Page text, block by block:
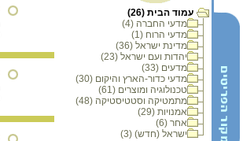
עמוד הבית (26)
מדעי החברה (4)
מדעי הרוח (1)
מדינת ישראל (36)
יהדות ועם ישראל (23)
מדעים (33)
מדעי כדור-הארץ והיקום (30)
טכנולוגיה ומוצרים (61)
מתמטיקה וסטטיסטיקה (48)
אמנויות (29)
אחר (6)
ישראל (חדש) (3)